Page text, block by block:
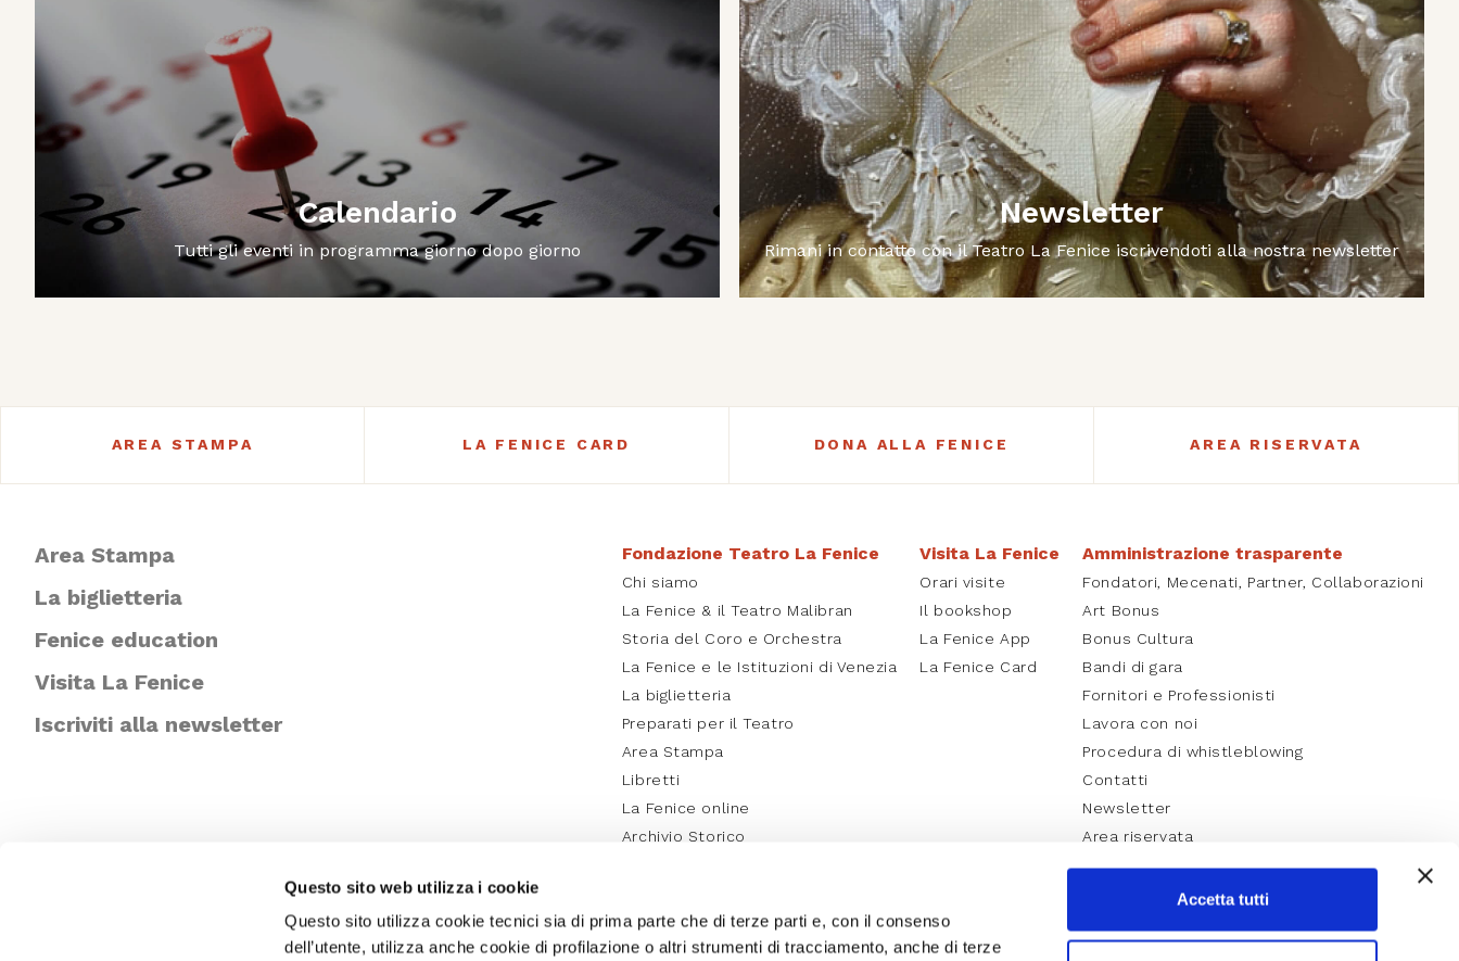
Questo sito web utilizza i cookie
Questo sito utilizza cookie tecnici sia di prima parte che di terze parti e, con il consenso
dell’utente, utilizza anche cookie di profilazione o altri strumenti di tracciamento, anche di terze
Accetta tutti
Calendario
Tutti gli eventi in programma giorno dopo giorno
Newsletter
Rimani in contatto con il Teatro La Fenice iscrivendoti alla nostra newsletter
AREA STAMPA LA FENICE CARD DONA ALLA FENICE AREA RISERVATA
Area Stampa
La biglietteria
Fenice education
Visita La Fenice
Iscriviti alla newsletter
Fondazione Teatro La Fenice
Chi siamo
La Fenice & il Teatro Malibran
Storia del Coro e Orchestra
La Fenice e le Istituzioni di Venezia
La biglietteria
Preparati per il Teatro
Area Stampa
Libretti
La Fenice online
Archivio Storico
Visita La Fenice
Orari visite
Il bookshop
La Fenice App
La Fenice Card
Amministrazione trasparente
Fondatori, Mecenati, Partner, Collaborazioni
Art Bonus
Bonus Cultura
Bandi di gara
Fornitori e Professionisti
Lavora con noi
Procedura di whistleblowing
Contatti
Newsletter
Area riservata